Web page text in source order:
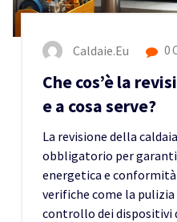
Caldaie.eu 0
Che cos’è la
e a cosa serve?
La revisione della
obbligatorio per
energetica e
verifiche come la
controllo dei dispositivi